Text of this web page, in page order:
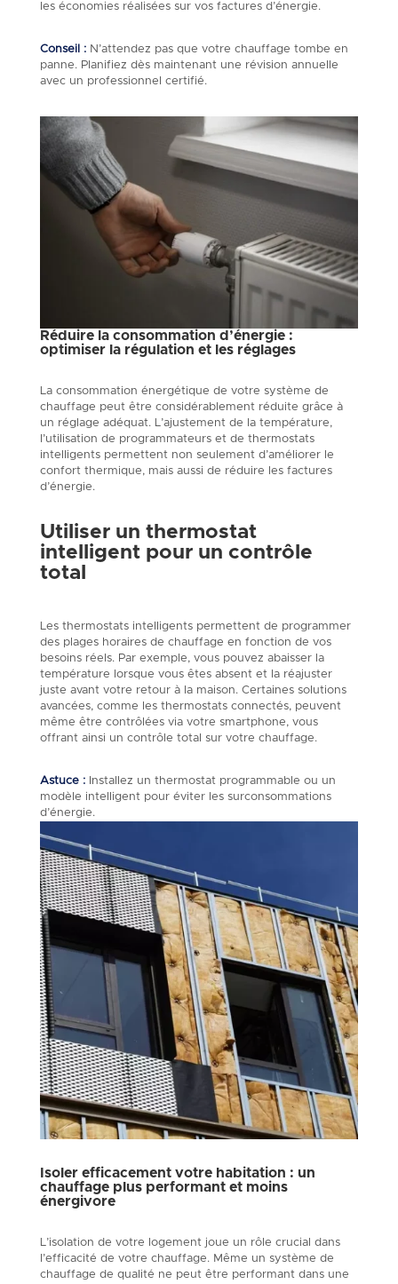
les économies réalisées sur vos factures d’énergie.
Conseil :N’attendez pas que votre chauffage tombe en
panne. Planifiez dès maintenant une révision annuelle
avec un professionnel certifié.
Réduire la consommation d’énergie :
optimiser la régulation et les réglages
La consommation énergétique de votre système de
chauffage peut être considérablement réduite grâce à
un réglage adéquat. L’ajustement de la température,
l’utilisation de programmateurs et de thermostats
intelligents permettent non seulement d’améliorer le
confort thermique, mais aussi de réduire les factures
d’énergie.
Utiliser un thermostat
intelligent pour un contrôle
total
Les thermostats intelligents permettent de programmer
des plages horaires de chauffage en fonction de vos
besoins réels. Par exemple, vous pouvez abaisser la
température lorsque vous êtes absent et la réajuster
juste avant votre retour à la maison. Certaines solutions
avancées, comme les thermostats connectés, peuvent
même être contrôlées via votre smartphone, vous
offrant ainsi un contrôle total sur votre chauffage.
Astuce :Installez un thermostat programmable ou un
modèle intelligent pour éviter les surconsommations
d’énergie.
Isoler efficacement votre habitation : un
chauffage plus performant et moins
énergivore
L’isolation de votre logement joue un rôle crucial dans
l’efficacité de votre chauffage. Même un système de
chauffage de qualité ne peut être performant dans une